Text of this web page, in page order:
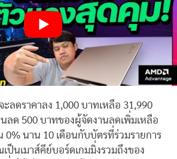
ะลดราคาลง 1,000 บาทเหลือ 31,990
ลด 500 บาทของผู้จัดงานลดเพิ่มเหลือ
0% นาน 10 เดือนกับบัตรที่ร่วมรายการ
ป็นเมาส์คีย์บอร์ดเกมมิ่งรวมถึงของ